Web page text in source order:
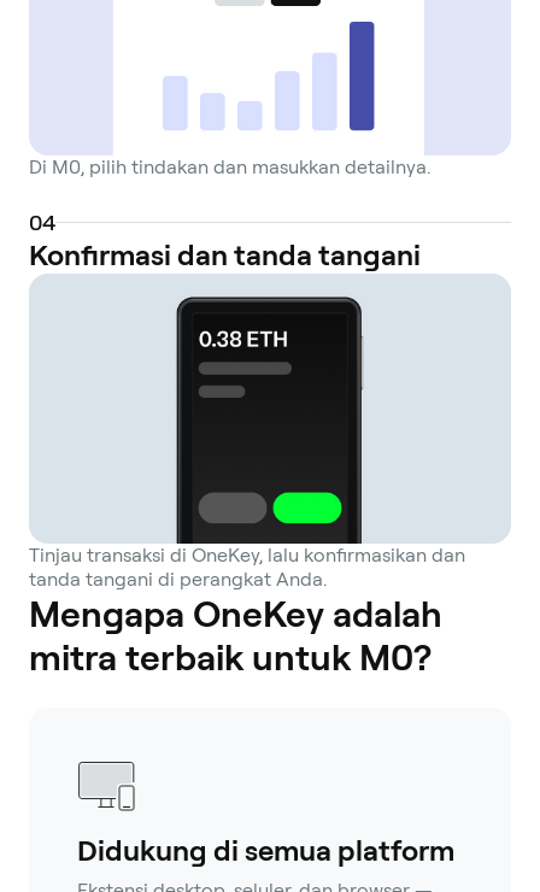
Di M0, pilih tindakan dan masukkan detailnya.
04
Konfirmasi dan tanda tangani
Tinjau transaksi di OneKey, lalu konfirmasikan dan
tanda tangani di perangkat Anda.
Mengapa OneKey adalah
mitra terbaik untuk M0?
Didukung di semua platform